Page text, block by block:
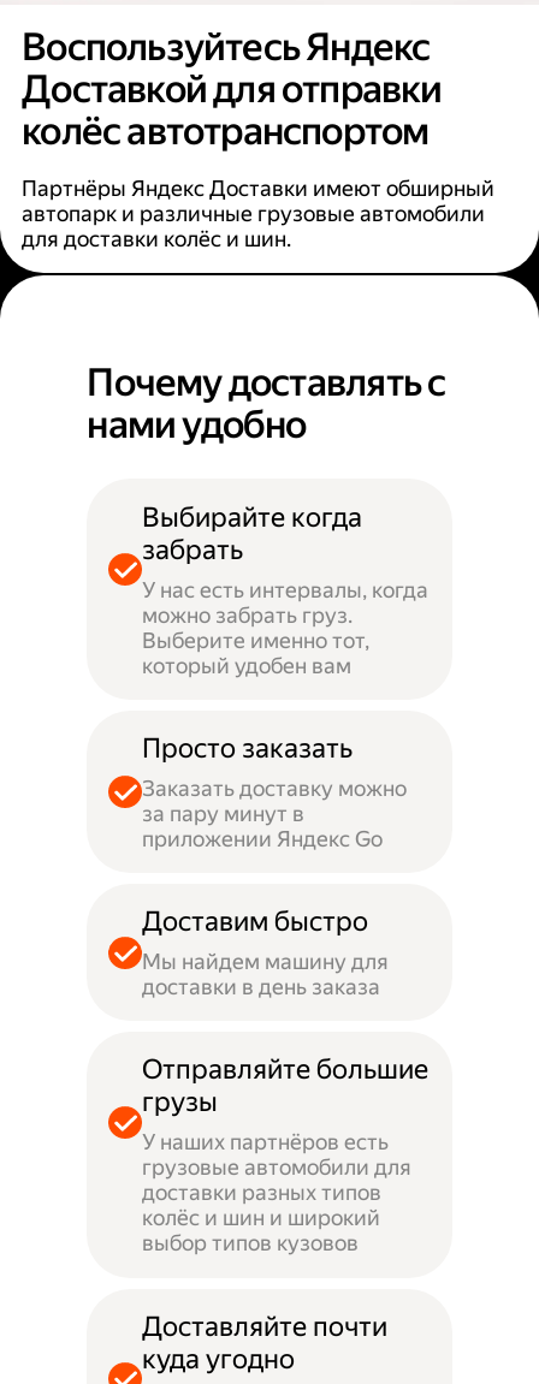
Воспользуйтесь Яндекс
Доставкой для отправки
колёс автотранспортом
Партнёры Яндекс Доставки имеют обширный
автопарк и различные грузовые автомобили
для доставки колёс и шин.
Почему доставлять с
нами удобно
Выбирайте когда
забрать
У нас есть интервалы, когда
можно забрать груз.
Выберите именно тот,
который удобен вам
Просто заказать
Заказать доставку можно
за пару минут в
приложении Яндекс Go
Доставим быстро
Мы найдем машину для
доставки в день заказа
Отправляйте большие
грузы
У наших партнёров есть
грузовые автомобили для
доставки разных типов
колёс и шин и широкий
выбор типов кузовов
Доставляйте почти
куда угодно